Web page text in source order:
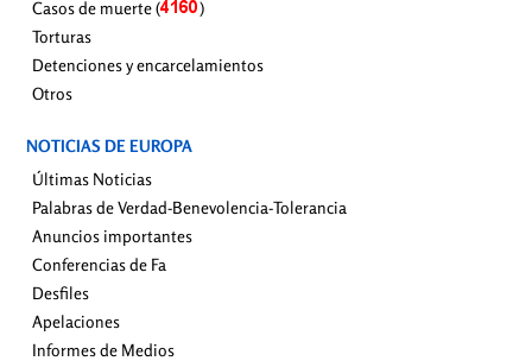
Casos de muerte (
)
Torturas
Detenciones y encarcelamientos
Otros
NOTICIAS DE EUROPA
Últimas Noticias
Palabras de Verdad-Benevolencia-Tolerancia
Anuncios importantes
Conferencias de Fa
Desfiles
Apelaciones
Informes de Medios